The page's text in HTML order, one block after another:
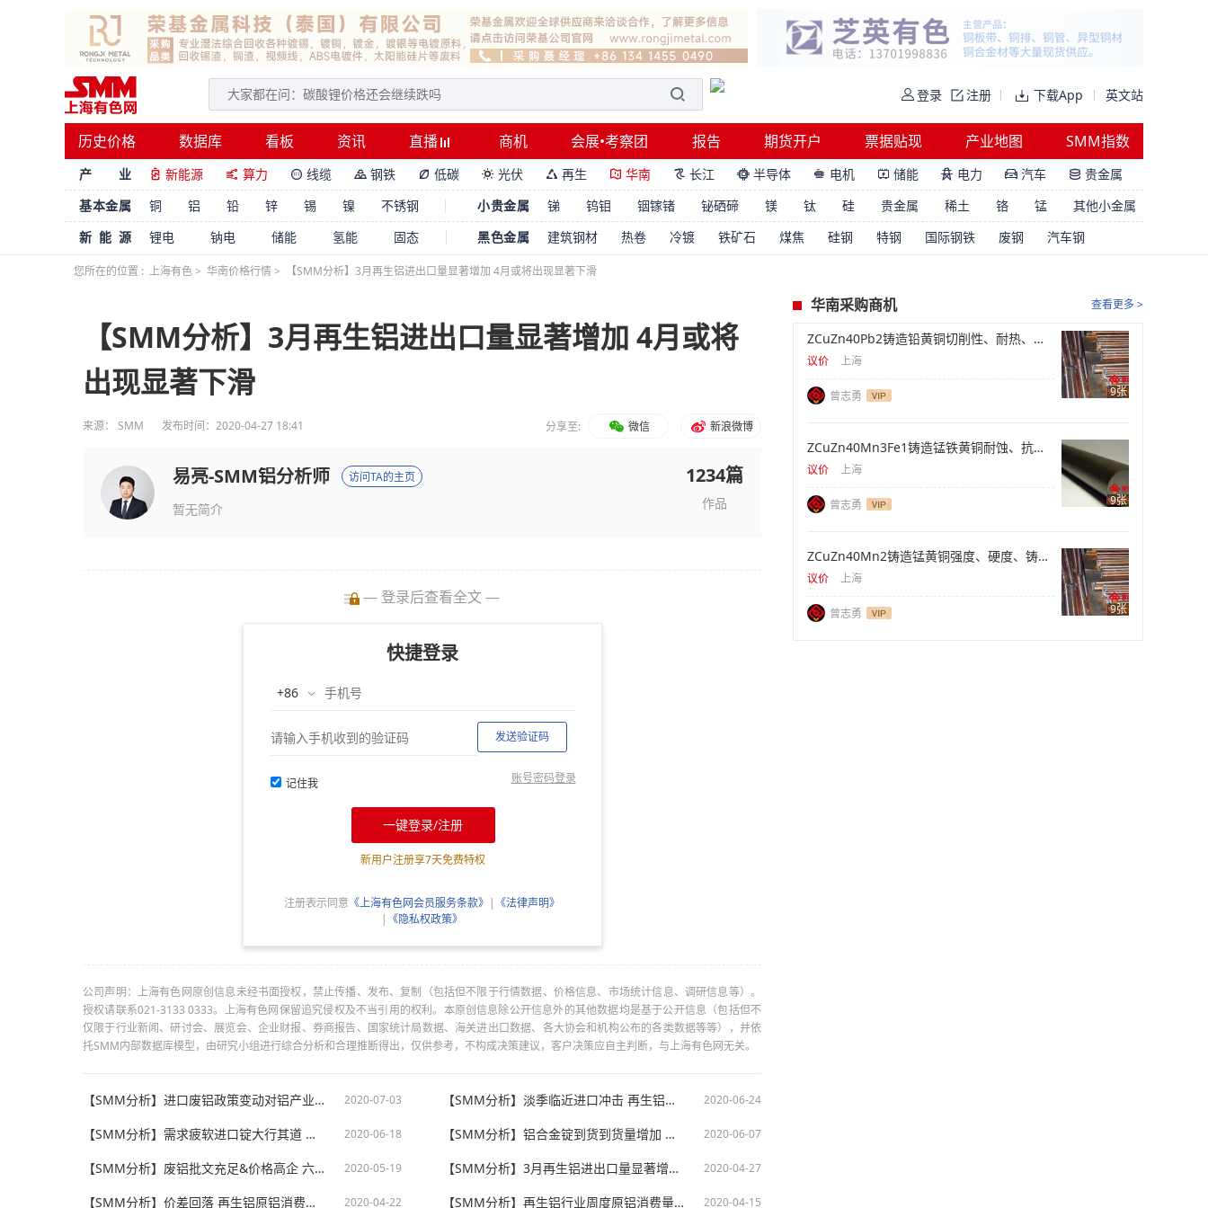
登录 注册 下载App 英文站
历史价格 数据库 看板 资讯 直播 商机 会展•考察团 报告 期货开户 票据贴现 产业地图 SMM指数
产 业  新能源  算力  线缆  钢铁  低碳  光伏  再生  华南  长江  半导体  电机  储能  电力  汽车  贵金属
基本金属
铜 铝 铅 锌 锡 镍 不锈钢 小贵金属 锑 钨钼 铟镓锗 铋硒碲 镁 钛 硅 贵金属 稀土 铬 锰
其他小金属
新能源
锂电 钠电 储能 氢能 固态 黑色金属 建筑钢材 热卷 冷镀 铁矿石 煤焦 硅钢 特钢 国际钢铁 废钢 汽车钢
您所在的位置 : 上海有色> 华南价格行情> 【SMM分析】3月再生铝进出口量显著增加 4月或将出现显著下滑
【SMM分析】3月再生铝进出口量显著增加 4月或将
出现显著下滑
来源： SMM 发布时间：2020-04-27 18:41 分享至: 微信 新浪微博
易亮-SMM铝分析师 访问TA的主页
暂无简介
1234篇
作品
— 登录后查看全文 —
快捷登录
发送验证码
记住我 账号密码登录
一键登录/注册
新用户注册享7天免费特权
注册表示同意 《上海有色网会员服务条款》 | 《法律声明》
| 《隐私权政策》
公司声明：上海有色网原创信息未经书面授权，禁止传播、发布、复制（包括但不限于行情数据、价格信息、市场统计信息、调研信息等）。
授权请联系021-3133 0333。上海有色网保留追究侵权及不当引用的权利。本原创信息除公开信息外的其他数据均是基于公开信息（包括但不
仅限于行业新闻、研讨会、展览会、企业财报、券商报告、国家统计局数据、海关进出口数据、各大协会和机构公布的各类数据等等），并依
托SMM内部数据库模型，由研究小组进行综合分析和合理推断得出，仅供参考，不构成决策建议，客户决策应自主判断，与上海有色网无关。
【SMM分析】进口废铝政策变动对铝产业链的影响分析 2020-07-03 【SMM分析】淡季临近进口冲击 再生铝行业又是一年寒冬来？ 2020-06-24
【SMM分析】需求疲软进口锭大行其道 新标执行不明下再生铝企业如何应对？ 2020-06-18 【SMM分析】铝合金锭到货到货量增加 新增进口已非良机 2020-06-07
【SMM分析】废铝批文充足&价格高企 六月之后存变数？ 2020-05-19 【SMM分析】3月再生铝进出口量显著增加 4月或将出现显著下滑 2020-04-27
【SMM分析】价差回落 再生铝原铝消费大幅减弱 2020-04-22 【SMM分析】再生铝行业周度原铝消费量约2.2万吨 预计其消费量将持续本月 2020-04-15
华南采购商机 查看更多 >
ZCuZn40Pb2铸造铅黄铜切削性、耐热、阀体库存
议价 上海
曾志勇 9张
ZCuZn40Mn3Fe1铸造锰铁黄铜耐蚀、抗拉、重型件
议价 上海
曾志勇 9张
ZCuZn40Mn2铸造锰黄铜强度、硬度、铸件供应
议价 上海
曾志勇 9张